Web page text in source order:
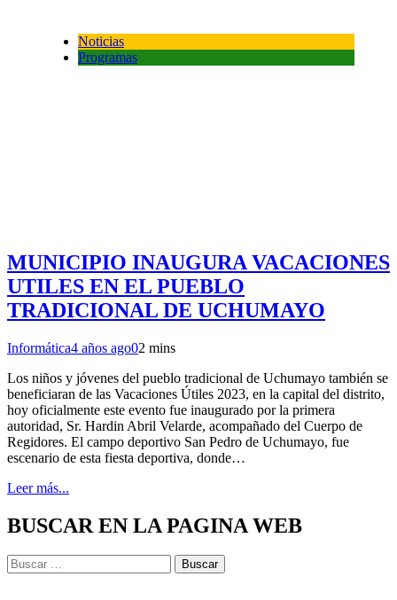
Noticias
Programas
MUNICIPIO INAUGURA VACACIONES
UTILES EN EL PUEBLO
TRADICIONAL DE UCHUMAYO
Informática4 años ago02 mins
Los niños y jóvenes del pueblo tradicional de Uchumayo también se
beneficiaran de las Vacaciones Útiles 2023, en la capital del distrito,
hoy oficialmente este evento fue inaugurado por la primera
autoridad, Sr. Hardin Abril Velarde, acompañado del Cuerpo de
Regidores. El campo deportivo San Pedro de Uchumayo, fue
escenario de esta fiesta deportiva, donde…
Leer más...
BUSCAR EN LA PAGINA WEB
Buscar: